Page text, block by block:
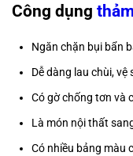
Công dụng
Ngăn chặn bụi bẩn
Dễ dàng lau chùi, vệ
Có gờ chống tơn và
Là món nội thất
Có nhiều bảng màu